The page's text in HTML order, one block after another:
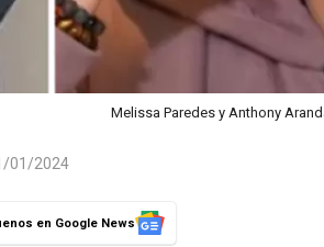
Melissa Paredes y Anthony
01/2024
en Google News